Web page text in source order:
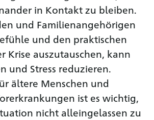
in Kontakt zu bleiben.
und Familienangehörigen
und den praktischen
Krise auszutauschen, kann
und Stress reduzieren.
ältere Menschen und
ist es wichtig,
nicht alleingelassen zu